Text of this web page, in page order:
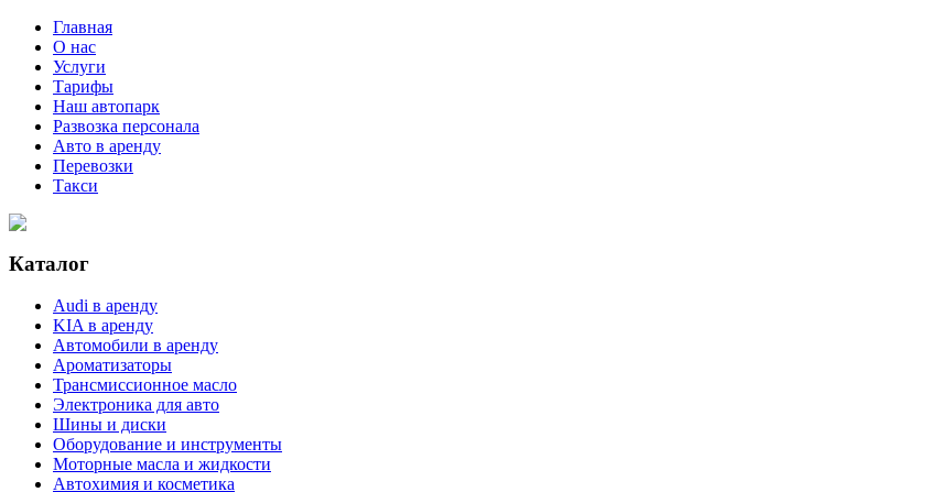
Главная
О нас
Услуги
Тарифы
Наш автопарк
Развозка персонала
Авто в аренду
Перевозки
Такси
Каталог
Audi в аренду
KIA в аренду
Автомобили в аренду
Ароматизаторы
Трансмиссионное масло
Электроника для авто
Шины и диски
Оборудование и инструменты
Моторные масла и жидкости
Автохимия и косметика